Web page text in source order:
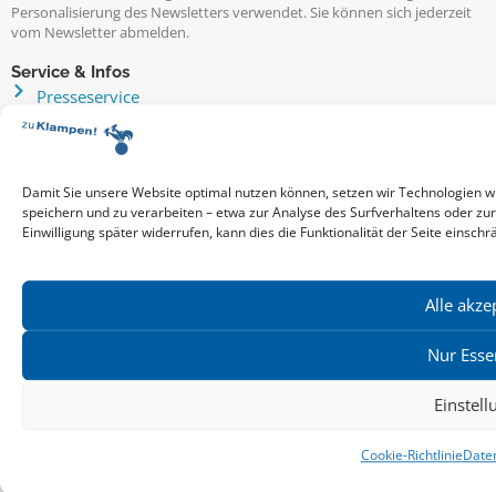
Damit Sie unsere Website optimal nutzen können, setzen wir Technologien
speichern und zu verarbeiten – etwa zur Analyse des Surfverhaltens oder
Einwilligung später widerrufen, kann dies die Funktionalität der Seite
Alle
Nur
Cookie-Richtlinie
Personalisierung des Newsletters verwendet. Sie können sich jederzeit
vom Newsletter abmelden.
Service & Infos
Presseservice
Service für Handel & Veranstalter
Infos zur Manuskripteinreichung
Kontakt & Ansprechpartner
Impressum
Produktsicherheit